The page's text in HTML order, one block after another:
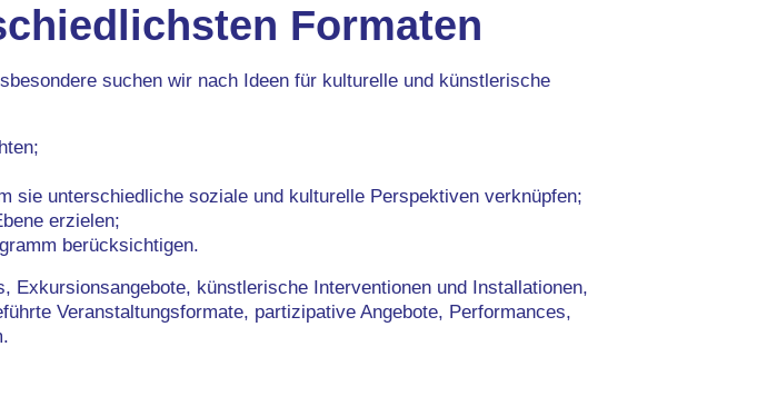
Formaten
suchen wir nach Ideen für kulturelle und künstlerische
sie unterschiedliche soziale und kulturelle Perspektiven verknüpfen;
erzielen;
berücksichtigen.
künstlerische Interventionen und Installationen,
Veranstaltungsformate, partizipative Angebote, Performances,